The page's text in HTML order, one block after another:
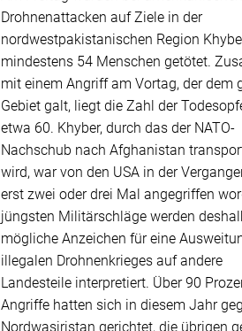
Drohnenattacken auf Ziele in der
nordwestpakistanischen Region
mindestens 54 Menschen getötet.
mit einem Angriff am Vortag, der dem
Gebiet galt, liegt die Zahl der
etwa 60. Khyber, durch das der NATO-
Nachschub nach Afghanistan
wird, war von den USA in der
erst zwei oder drei Mal angegriffen
jüngsten Militärschläge werden
mögliche Anzeichen für eine
illegalen Drohnenkrieges auf andere
Landesteile interpretiert. Über 90
Angriffe hatten sich in diesem Jahr
Nordwasiristan gerichtet, die übrigen